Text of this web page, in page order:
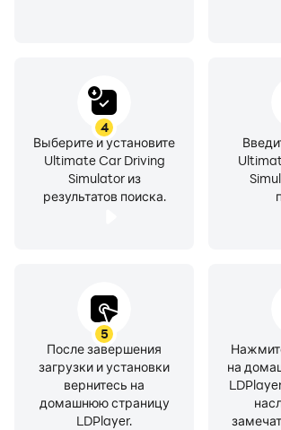
Follow the community on Facebook at
https://www.facebook.com/
or Twitter at
https://twitter.com/speed_legends
Download the best driving game of
4
Выберите и установите
Ultimate Car Driving
Simulator из
результатов поиска.
5
После завершения
загрузки и установки
вернитесь на
домашнюю страницу
LDPlayer.
на